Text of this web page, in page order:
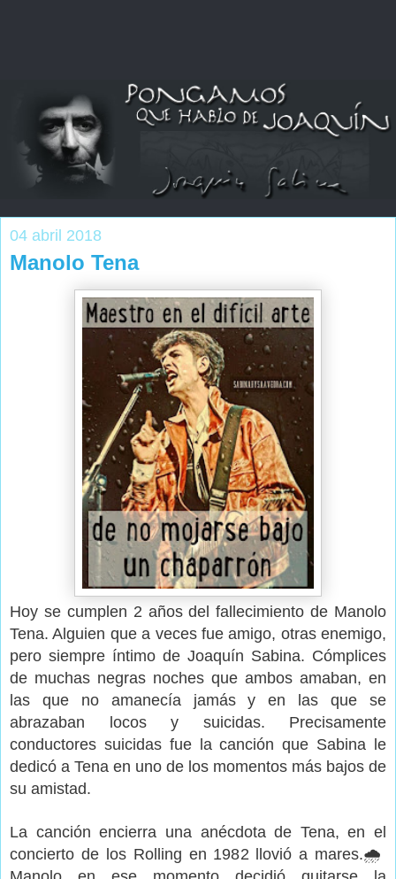
04 abril 2018
Manolo Tena
Hoy se cumplen 2 años del fallecimiento de Manolo
Tena. Alguien que a veces fue amigo, otras enemigo,
pero siempre íntimo de Joaquín Sabina. Cómplices
de muchas negras noches que ambos amaban, en
las que no amanecía jamás y en las que se
abrazaban locos y suicidas. Precisamente
conductores suicidas fue la canción que Sabina le
dedicó a Tena en uno de los momentos más bajos de
su amistad.
La canción encierra una anécdota de Tena, en el
concierto de los Rolling en 1982 llovió a mares.🌧️